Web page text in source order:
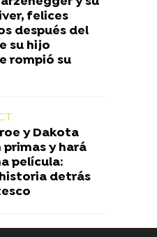
felices
después del
su hijo
rompió su
y Dakota
primas y hará
película:
detrás